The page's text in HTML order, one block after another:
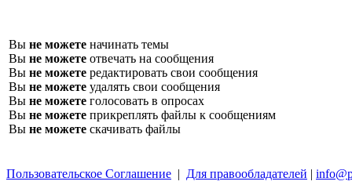
Вы не можете начинать темы
Вы не можете отвечать на сообщения
Вы не можете редактировать свои сообщения
Вы не можете удалять свои сообщения
Вы не можете голосовать в опросах
Вы не можете прикреплять файлы к сообщениям
Вы не можете скачивать файлы
Пользовательское Соглашение | Для правообладателей |